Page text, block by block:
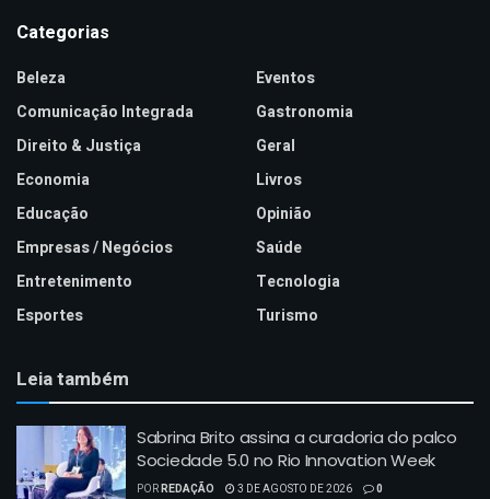
Categorias
Beleza
Comunicação Integrada
Direito & Justiça
Economia
Educação
Empresas / Negócios
Entretenimento
Esportes
Eventos
Gastronomia
Geral
Livros
Opinião
Saúde
Tecnologia
Turismo
Leia também
Sabrina Brito assina a curadoria do palco
Sociedade 5.0 no Rio Innovation Week
PORREDAÇÃO 3 DE AGOSTO DE 2026 0